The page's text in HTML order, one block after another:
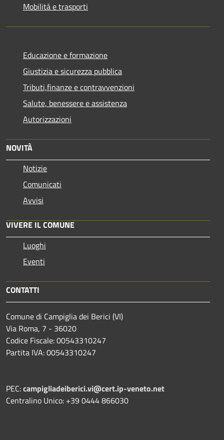
Mobilità e trasporti
Educazione e formazione
Giustizia e sicurezza pubblica
Tributi,finanze e contravvenzioni
Salute, benessere e assistenza
Autorizzazioni
NOVITÀ
Notizie
Comunicati
Avvisi
VIVERE IL COMUNE
Luoghi
Eventi
CONTATTI
Comune di Campiglia dei Berici (VI)
Via Roma, 7 - 36020
Codice Fiscale: 00543310247
Partita IVA: 00543310247
PEC:campigliadeiberici.vi@cert.ip-veneto.net
Centralino Unico: +39 0444 866030